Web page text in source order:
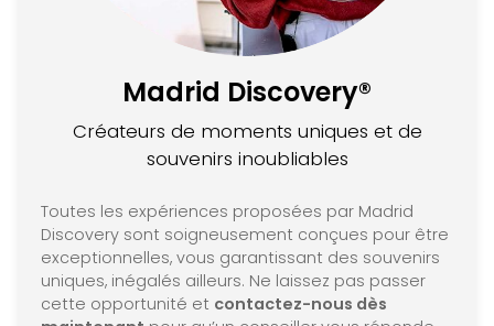
Madrid Discovery®
Créateurs de moments uniques et de
souvenirs inoubliables
Toutes les expériences proposées par Madrid
Discovery sont soigneusement conçues pour être
exceptionnelles, vous garantissant des souvenirs
uniques, inégalés ailleurs. Ne laissez pas passer
cette opportunité et contactez-nous dès